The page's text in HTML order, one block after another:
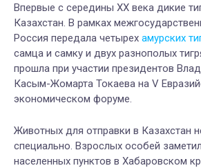
Впервые с середины XX века дикие
Казахстан. В рамках
Россия передала четырех амурских
самца и самку и двух разнополых
прошла при участии президентов
Касым-Жомарта Токаева на V
экономическом форуме.
Животных для отправки в Казахстан
специально. Взрослых особей
населенных пунктов в Хабаровском